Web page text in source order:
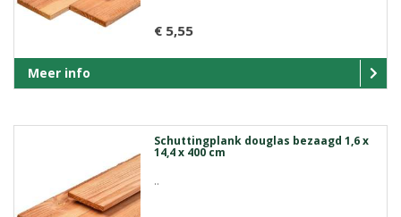
€ 5,55
Meer info
Schuttingplank douglas bezaagd 1,6 x
14,4 x 400 cm
..